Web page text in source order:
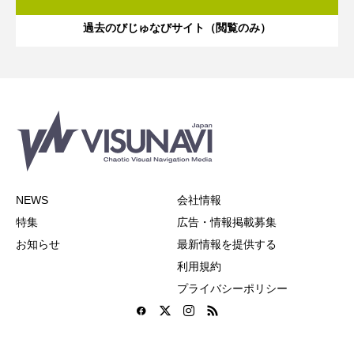
過去のびじゅなびサイト（閲覧のみ）
NEWS
特集
お知らせ
会社情報
広告・情報掲載募集
最新情報を提供する
利用規約
プライバシーポリシー